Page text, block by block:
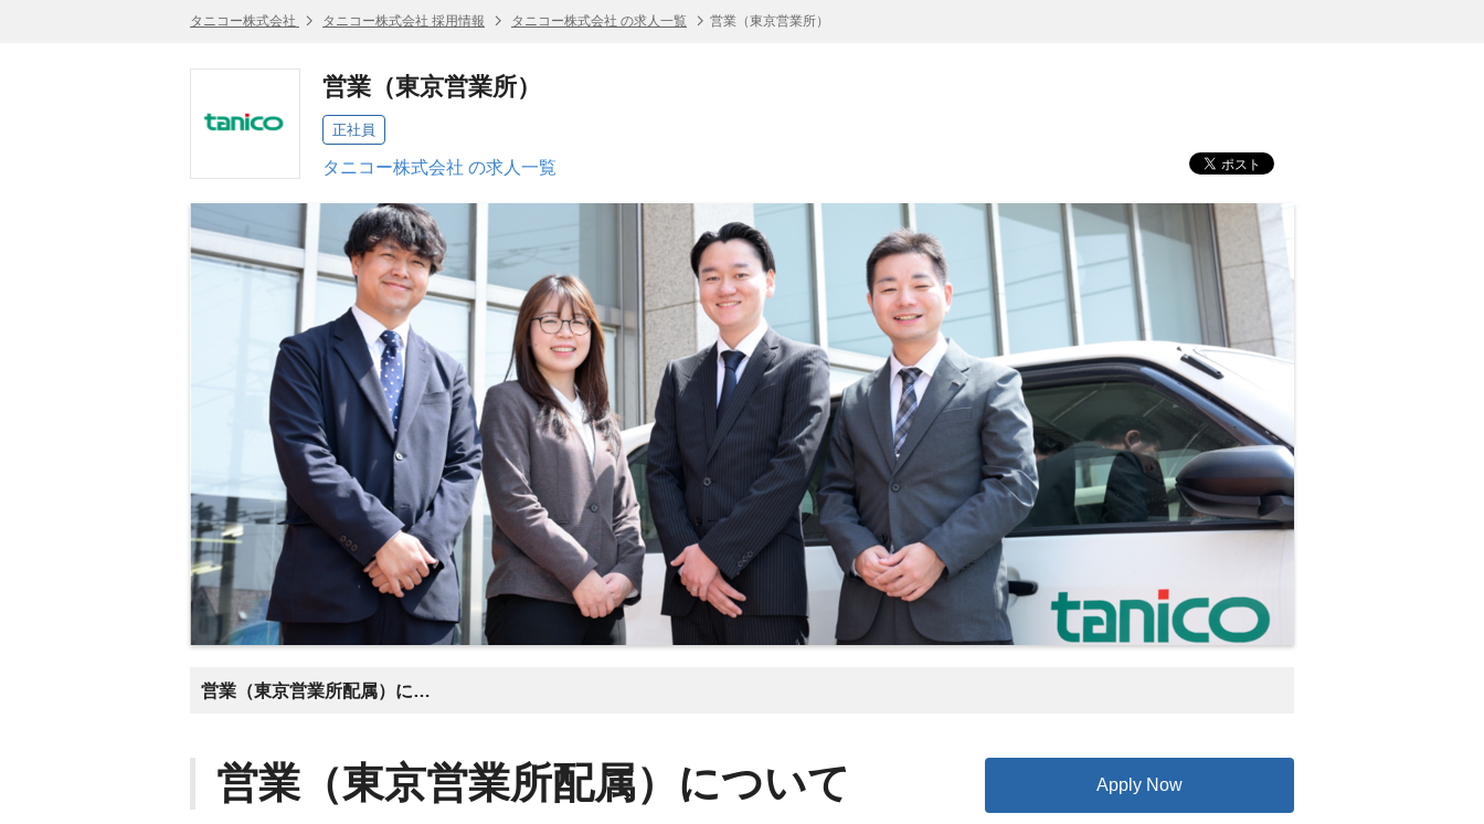
タニコー株式会社 タニコー株式会社 採用情報 タニコー株式会社 の求人一覧 営業（東京営業所）
営業（東京営業所）
正社員
タニコー株式会社 の求人一覧
営業（東京営業所配属）について
営業（東京営業所配属）について Apply Now